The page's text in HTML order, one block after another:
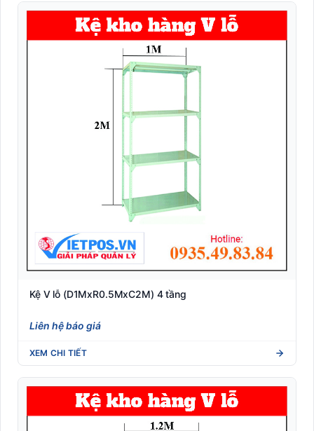
Kệ V lỗ (D1MxR0.5MxC2M) 4 tầng
Liên hệ báo giá
XEM CHI TIẾT